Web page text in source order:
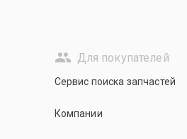
Для покупателей
Сервис поиска запчастей
Компании